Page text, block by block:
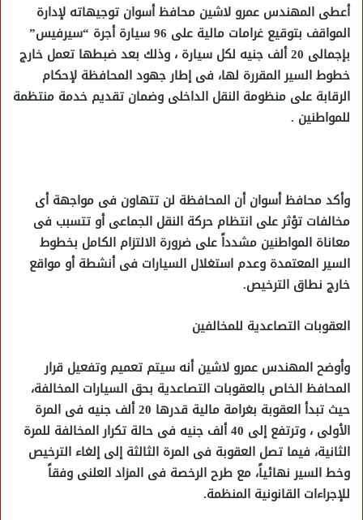
أعطى المهندس عمرو لاشين محافظ أسوان توجيهاته لإدارة
المواقف بتوقيع غرامات مالية على 96 سيارة أجرة “سيرفيس”
بإجمالى 20 ألف جنيه لكل سيارة ، وذلك بعد ضبطها تعمل خارج
خطوط السير المقررة لها، فى إطار جهود المحافظة لإحكام
الرقابة على منظومة النقل الداخلى وضمان تقديم خدمة منتظمة
للمواطنين .
وأكد محافظ أسوان أن المحافظة لن تتهاون فى مواجهة أى
مخالفات تؤثر على انتظام حركة النقل الجماعى أو تتسبب فى
معاناة المواطنين مشدداً على ضرورة الالتزام الكامل بخطوط
السير المعتمدة وعدم استغلال السيارات فى أنشطة أو مواقع
خارج نطاق الترخيص.
العقوبات التصاعدية للمخالفين
وأوضح المهندس عمرو لاشين أنه سيتم تعميم وتفعيل قرار
المحافظ الخاص بالعقوبات التصاعدية بحق السيارات المخالفة،
حيث تبدأ العقوبة بغرامة مالية قدرها 20 ألف جنيه فى المرة
الأولى ، وترتفع إلى 40 ألف جنيه فى حالة تكرار المخالفة للمرة
الثانية، فيما تصل العقوبة فى المرة الثالثة إلى إلغاء الترخيص
وخط السير نهائياً، مع طرح الرخصة فى المزاد العلنى وفقاً
للإجراءات القانونية المنظمة.